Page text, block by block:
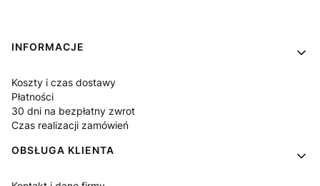
Linki w stopce
INFORMACJE
Koszty i czas dostawy
Płatności
30 dni na bezpłatny zwrot
Czas realizacji zamówień
OBSŁUGA KLIENTA